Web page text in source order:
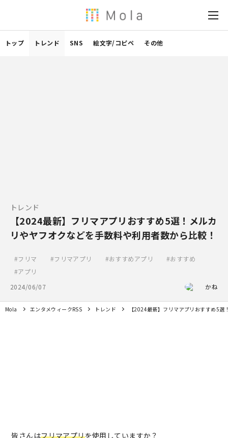
トップ トレンド SNS 絵文字/コピペ その他
トレンド
【2024最新】フリマアプリおすすめ5選！メルカ
リやヤフオクなどを手数料や利用者数から比較！
フリマ フリマアプリ おすすめアプリ
おすすめ
アプリ
2024/06/07
かね
Mola エンタメウィークRSS トレンド 【2024最新】フリマアプリおすすめ5
皆さんはフリマアプリを使用していますか？